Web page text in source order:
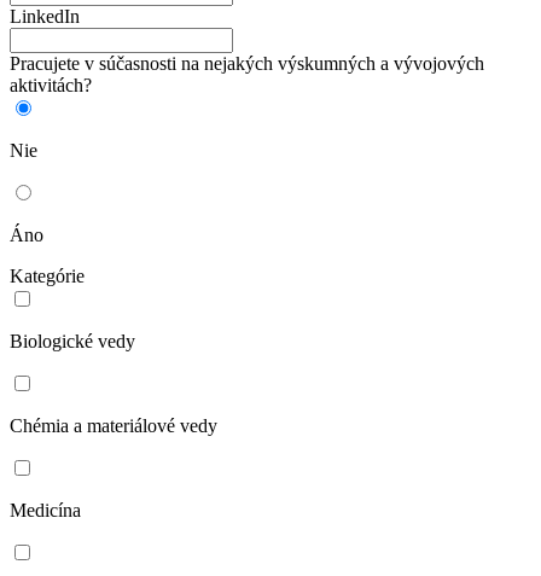
LinkedIn
Pracujete v súčasnosti na nejakých výskumných a vývojových
aktivitách?
Nie
Áno
Kategórie
Biologické vedy
Chémia a materiálové vedy
Medicína